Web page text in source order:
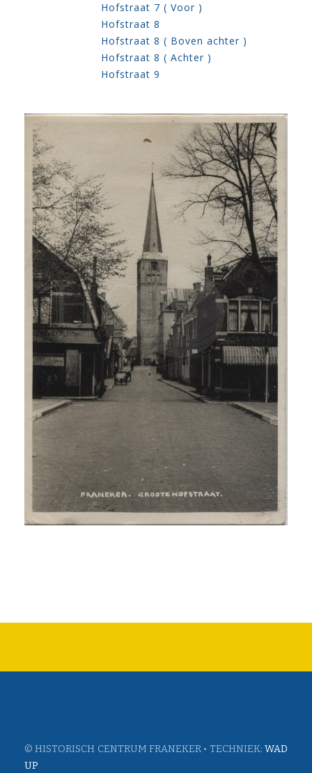
Hofstraat 7 ( Voor )
Hofstraat 8
Hofstraat 8 ( Boven achter )
Hofstraat 8 ( Achter )
Hofstraat 9
© HISTORISCH CENTRUM FRANEKER • TECHNIEK: WAD
UP